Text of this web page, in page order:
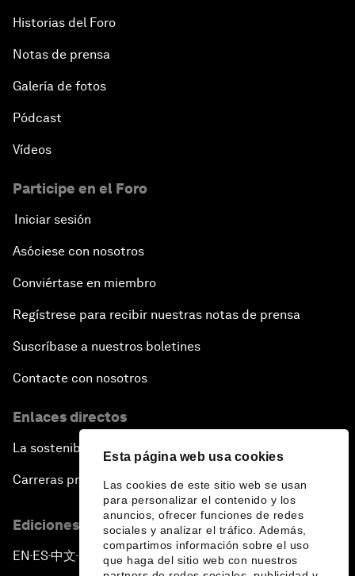
Esta página web usa cookies
Las cookies de este sitio web se usan
para personalizar el contenido y los
anuncios, ofrecer funciones de redes
sociales y analizar el tráfico. Además,
compartimos información sobre el uso
que haga del sitio web con nuestros
Historias del Foro
Notas de prensa
Galería de fotos
Pódcast
Vídeos
Participe en el Foro
Iniciar sesión
Asóciese con nosotros
Conviértase en miembro
Regístrese para recibir nuestras notas de prensa
Suscríbase a nuestros boletines
Contacte con nosotros
Enlaces directos
La sostenibilidad en el Foro
Carreras profesionales
Ediciones en otros idiomas
EN ▪ES▪中文▪ 日本語